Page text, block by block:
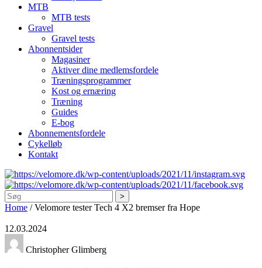
MTB
MTB tests
Gravel
Gravel tests
Abonnentsider
Magasiner
Aktiver dine medlemsfordele
Træningsprogrammer
Kost og ernæring
Træning
Guides
E-bog
Abonnementsfordele
Cykelløb
Kontakt
Søg
Home /Velomore tester Tech 4 X2 bremser fra Hope
12.03.2024
Christopher Glimberg